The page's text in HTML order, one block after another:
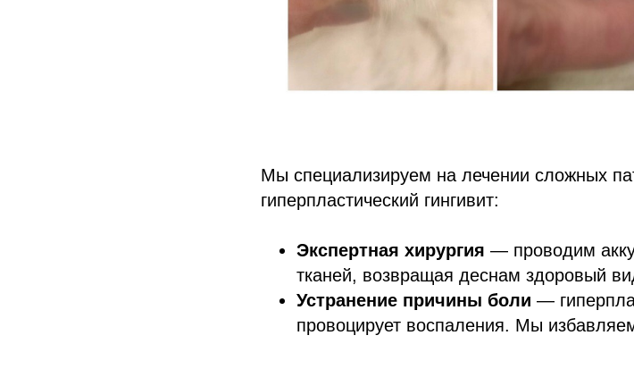
Мы специализируем на лечении сложных
гиперпластический гингивит:
Экспертная хирургия — проводим
тканей, возвращая деснам здоровый
Устранение причины боли —
провоцирует воспаления. Мы